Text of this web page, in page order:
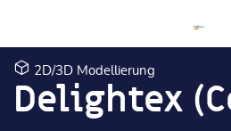
2D/3D Modellierung
Delightex